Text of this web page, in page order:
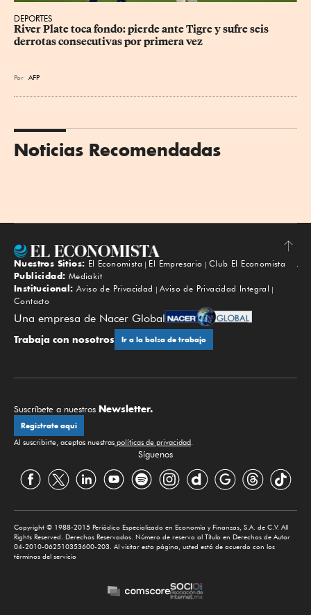
DEPORTES
River Plate toca fondo: pierde ante Tigre y sufre seis
derrotas consecutivas por primera vez
Por AFP
Noticias Recomendadas
Subir
Nuestros Sitios: El Economista El Empresario
Club El Economista
Publicidad: Mediakit
Institucional: Aviso de Privacidad
Aviso de Privacidad Integral
Contacto
Una empresa de Nacer Global
Trabaja con nosotros Ir a la bolsa de trabajo
Suscríbete a nuestros Newsletter.
Regístrate aquí
Al suscribirte, aceptas nuestras políticas de privacidad.
Síguenos
Copyright © 1988-2015 Periódico Especializado en Economía y Finanzas, S.A. de C.V. All
Rights Reserved. Derechos Reservados. Número de reserva al Título en Derechos de Autor
04-2010-062510353600-203. Al visitar esta página, usted está de acuerdo con los
términos del servicio